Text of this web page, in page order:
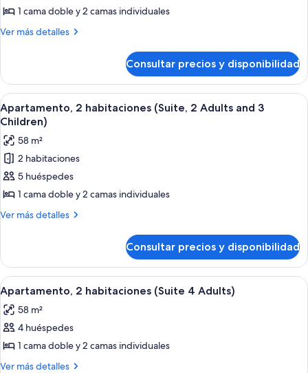
Apartamento,
2
3
Adults)
1 cama doble y 2 camas individuales
Ver más detalles
Más
2
habitaciones
(Suite
3
Consultar precios y disponibilidad
Abrir
todas
las
fotos
de
Apartamento,
2
habitaciones
Adults
and
3
Children)
Habitación de hotel con cama,
7
Apartamento, 2 habitaciones (Suite, 2 Adults and 3
Children)
58 m²
2 habitaciones
5 huéspedes
1 cama doble y 2 camas individuales
Ver más detalles
Más
2
habitaciones
(Suite,
Adults
and
Children)
Consultar precios y disponibilidad
Abrir
todas
las
fotos
de
Apartamento,
Habitación de hotel con cama,
7
Apartamento, 2 habitaciones (Suite 4 Adults)
58 m²
4 huéspedes
1 cama doble y 2 camas individuales
Ver más detalles
Más